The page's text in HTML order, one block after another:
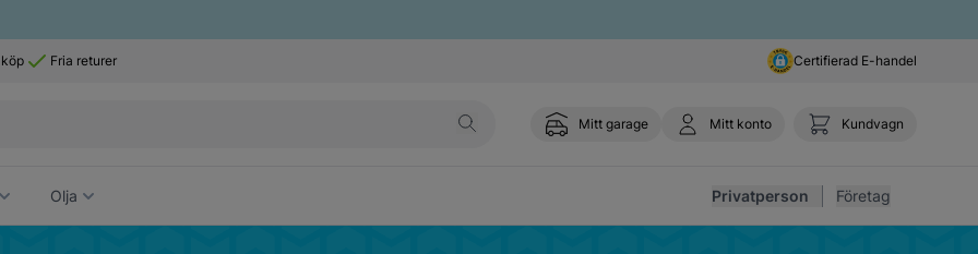
Fria returer Certifierad E-handel
Mitt garage Mitt konto Kundvagn
Olja Privatperson Företag